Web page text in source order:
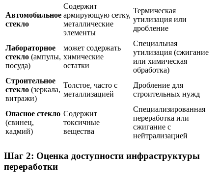
Автомобильное
стекло
Содержит
армирующую сетку,
металлические
элементы
Термическая
утилизация или
дробление
Лабораторное
стекло (ампулы,
посуда)
может содержать
химические
остатки
Специальная
утилизация (сжигание
или химическая
обработка)
Строительное
стекло (зеркала,
витражи)
Толстое, часто с
металлизацией
Дробление для
строительных нужд
Опасное стекло
(свинец,
кадмий)
Содержит
токсичные
вещества
Специализированная
переработка или
сжигание с
нейтрализацией
Шаг 2: Оценка доступности инфраструктуры
переработки